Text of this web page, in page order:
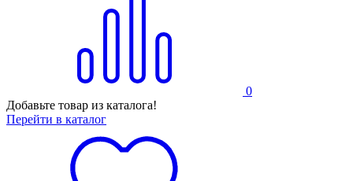
0
Добавьте товар из каталога!
Перейти в каталог